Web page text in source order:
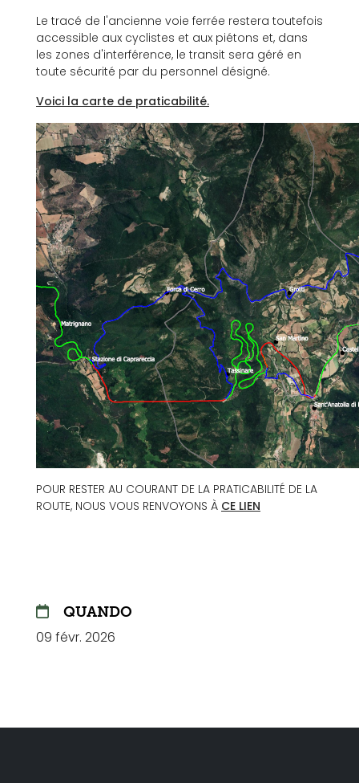
Le tracé de l'ancienne voie ferrée restera toutefois
accessible aux cyclistes et aux piétons et, dans
les zones d'interférence, le transit sera géré en
toute sécurité par du personnel désigné.
Voici la carte de praticabilité.
POUR RESTER AU COURANT DE LA PRATICABILITÉ DE LA
ROUTE, NOUS VOUS RENVOYONS À CE LIEN
QUANDO
09 févr. 2026